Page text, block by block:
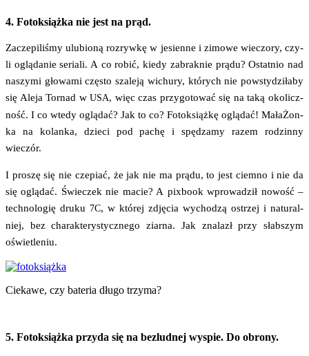
4. Fotoksiążka nie jest na prąd.
Zacze­pi­li­śmy ulu­bio­ną roz­ryw­kę w jesien­ne i zimo­we wie­czo­ry, czy­
li oglą­da­nie seria­li. A co robić, kie­dy zabrak­nie prą­du? Ostat­nio nad
naszy­mi gło­wa­mi czę­sto sza­le­ją wichu­ry, któ­rych nie powsty­dzi­ła­by
się Ale­ja Tor­nad wUSA, więc czas przy­go­to­wać się na taką oko­licz­
ność. I co wte­dy oglą­dać? Jak to co? Fotok­siąż­kę oglą­dać! Mała­Żon­
ka na kolan­ka, dzie­ci pod pachę i spę­dza­my razem rodzin­ny
wieczór.
I pro­szę się nie cze­piać, że jak nie ma prą­du, to jest ciem­no i nie da
się oglą­dać. Świe­czek nie macie? A pixbo­ok wpro­wa­dził nowość –
tech­no­lo­gię dru­ku 7C, w któ­rej zdję­cia wycho­dzą ostrzej i natu­ral­
niej, bez cha­rak­te­ry­stycz­ne­go ziar­na. Jak zna­lazł przy słab­szym
oświetleniu.
Cie­ka­we, czy bate­ria dłu­go trzyma?
5. Fotoksiążka przyda się na bezludnej wyspie. Do obrony.